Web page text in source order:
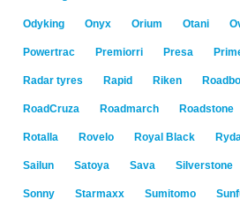
Odyking Onyx Orium Otani
Powertrac Premiorri Presa
Radar tyres Rapid Riken
RoadCruza Roadmarch Roadstone
Rotalla Rovelo Royal Black
Sailun Satoya Sava Silverstone
Sonny Starmaxx Sumitomo